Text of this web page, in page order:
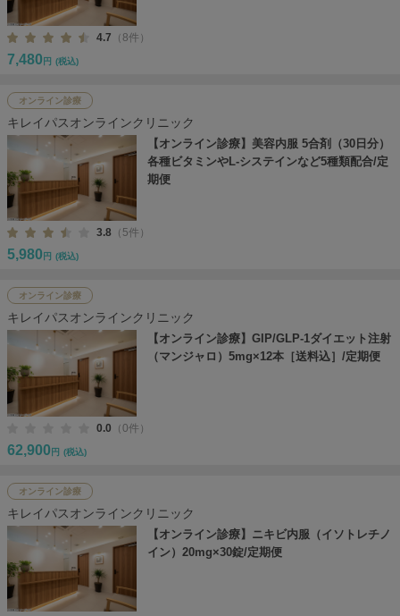
4.7 （8件）
7,480 円 (税込)
オンライン診療
キレイパスオンラインクリニック
【オンライン診療】美容内服 5合剤（30日分）
各種ビタミンやL-システインなど5種類配合/定
期便
3.8 （5件）
5,980 円 (税込)
オンライン診療
キレイパスオンラインクリニック
【オンライン診療】GIP/GLP-1ダイエット注射
（マンジャロ）5mg×12本［送料込］/定期便
0.0 （0件）
62,900 円 (税込)
オンライン診療
キレイパスオンラインクリニック
【オンライン診療】ニキビ内服（イソトレチノ
イン）20mg×30錠/定期便